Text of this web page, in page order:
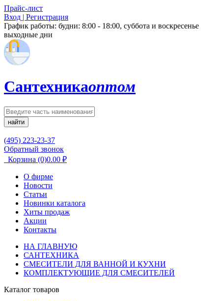
Прайс-лист
Вход | Регистрация
График работы: будни: 8:00 - 18:00, суббота и воскресенье
выходные дни
Сантехникаоптом
найти
(495) 223-23-37
Обратный звонок
Корзина (0)0.00 ₽
О фирме
Новости
Статьи
Новинки каталога
Хиты продаж
Акции
Контакты
НА ГЛАВНУЮ
САНТЕХНИКА
СМЕСИТЕЛИ ДЛЯ ВАННОЙ И КУХНИ
КОМПЛЕКТУЮЩИЕ ДЛЯ СМЕСИТЕЛЕЙ
Каталог товаров